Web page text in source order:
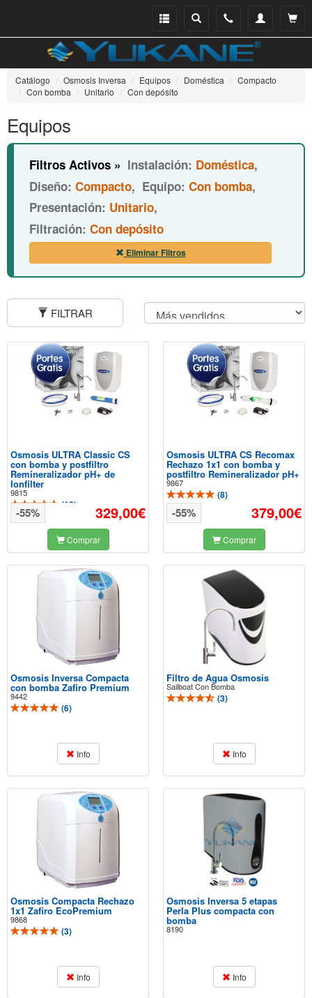
Ver
Mi
Teléfono
Buscar
Menu
Catálogo Osmosis Inversa Equipos Doméstica
Compacto
Con bomba
Unitario Con depósito
Equipos
Filtros Activos » Instalación: Doméstica,
Diseño: Compacto, Equipo: Con bomba,
Presentación: Unitario,
Filtración: Con depósito
Eliminar Filtros
FILTRAR
Osmosis ULTRA Classic CS
con bomba y postfiltro
Remineralizador pH+ de
Ionfilter
9815
(10) 329,00€
-55%
Comprar
Osmosis ULTRA CS Recomax
Rechazo 1x1 con bomba y
postfiltro Remineralizador pH+
9867
(8)
379,00€
-55%
Comprar
Osmosis Inversa Compacta
con bomba Zafiro Premium
9442
(6)
Info
Filtro de Agua Osmosis
Sailboat Con Bomba
(3)
Info
Osmosis Compacta Rechazo
1x1 Zafiro EcoPremium
9868
(3)
Info
Osmosis Inversa 5 etapas
Perla Plus compacta con
bomba
8190
Info